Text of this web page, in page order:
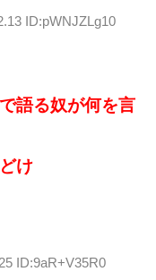
ID:pWNJZLg10
語る奴が何を言
け
ID:9aR+V35R0